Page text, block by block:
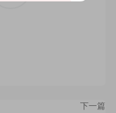
下一篇